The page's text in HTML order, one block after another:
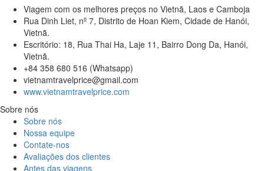
Viagem com os melhores preços no Vietnã, Laos e Camboja
Rua Dinh Liet, nº 7, Distrito de Hoan Kiem, Cidade de Hanói,
Vietnã.
Escritório: 18, Rua Thai Ha, Laje 11, Bairro Dong Da, Hanói,
Vietnã.
+84 358 680 516 (Whatsapp)
vietnamtravelprice@gmail.com
www.vietnamtravelprice.com
Sobre nós
Sobre nós
Nossa equipe
Contate-nos
Avaliações dos clientes
Antes das viagens